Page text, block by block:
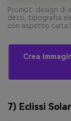
Prompt: design di
deco, tipografia
con aspetto carta
Crea
7) Eclissi